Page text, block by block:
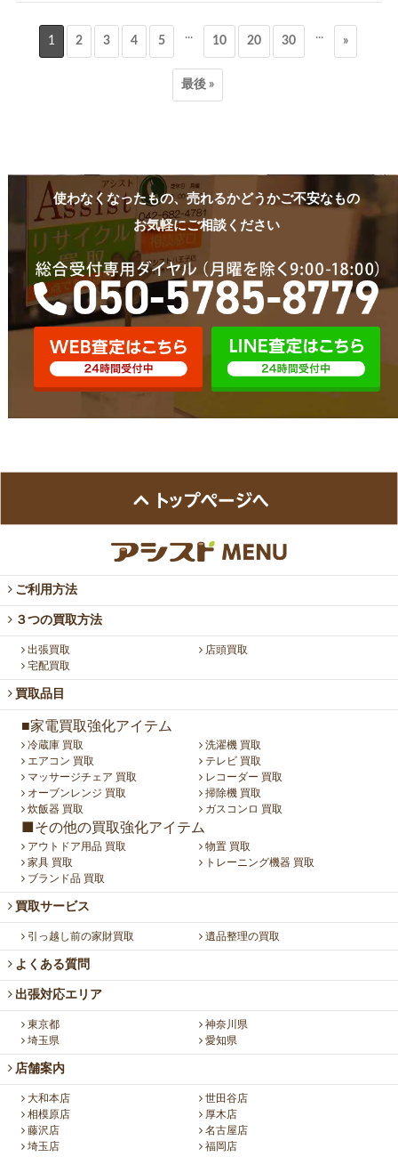
1 2 3 4 5 ... 10 20 30 ... »
最後 »
使わなくなったもの、売れるかどうかご不安なもの
お気軽にご相談ください
ご利用方法
３つの買取方法
出張買取
店頭買取
宅配買取
買取品目
■家電買取強化アイテム
冷蔵庫 買取
洗濯機 買取
エアコン 買取
テレビ 買取
マッサージチェア 買取
レコーダー 買取
オーブンレンジ 買取
掃除機 買取
炊飯器 買取
ガスコンロ 買取
■その他の買取強化アイテム
アウトドア用品 買取
物置 買取
家具 買取
トレーニング機器 買取
ブランド品 買取
買取サービス
引っ越し前の家財買取 遺品整理の買取
よくある質問
出張対応エリア
東京都
神奈川県
埼玉県
愛知県
店舗案内
大和本店
世田谷店
相模原店
厚木店
藤沢店
名古屋店
埼玉店
福岡店